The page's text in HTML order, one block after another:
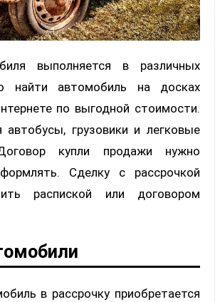
выполняется в различных
найти автомобиль на досках
по выгодной стоимости.
грузовики и легковые
купли продажи нужно
Сделку с рассрочкой
распиской или договором
в рассрочку приобретается